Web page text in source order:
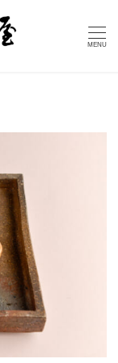
MENU